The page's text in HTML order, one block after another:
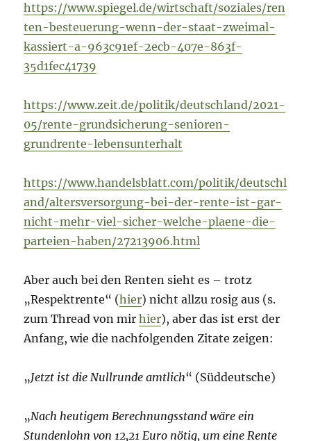
https://www.spiegel.de/wirtschaft/soziales/ren
ten-besteuerung-wenn-der-staat-zweimal-
kassiert-a-963c91ef-2ecb-407e-863f-
35d1fec41739
https://www.zeit.de/politik/deutschland/2021-
05/rente-grundsicherung-senioren-
grundrente-lebensunterhalt
https://www.handelsblatt.com/politik/deutschl
and/altersversorgung-bei-der-rente-ist-gar-
nicht-mehr-viel-sicher-welche-plaene-die-
parteien-haben/27213906.html
Aber auch bei den Renten sieht es – trotz
„Respektrente“ (hier) nicht allzu rosig aus (s.
zum Thread von mirhier), aber das ist erst der
Anfang, wie die nachfolgenden Zitate zeigen:
„Jetzt ist die Nullrunde amtlich“ (Süddeutsche)
„Nach heutigem Berechnungsstand wäre ein
Stundenlohn von 12,21 Euro nötig, um eine Rente